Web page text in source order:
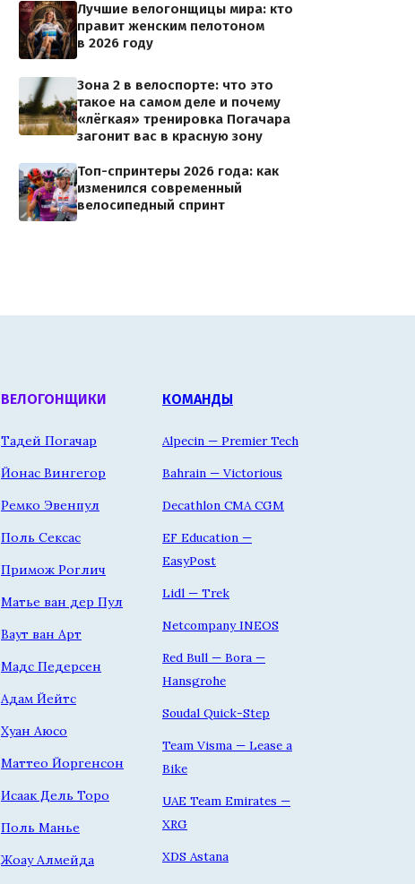
Лучшие велогонщицы мира: кто
правит женским пелотоном
в 2026 году
Зона 2 в велоспорте: что это
такое на самом деле и почему
«лёгкая» тренировка Погачара
загонит вас в красную зону
Топ-спринтеры 2026 года: как
изменился современный
велосипедный спринт
ВЕЛОГОНЩИКИ
Тадей Погачар
Йонас Вингегор
Ремко Эвенпул
Поль Сексас
Примож Роглич
Матье ван дер Пул
Ваут ван Арт
Мадс Педерсен
Адам Йейтс
Хуан Аюсо
Маттео Йоргенсон
Исаак Дель Торо
Поль Манье
Жоау Алмейда
КОМАНДЫ
Alpecin — Premier Tech
Bahrain — Victorious
Decathlon CMA CGM
EF Education —
EasyPost
Lidl — Trek
Netcompany INEOS
Red Bull — Bora —
Hansgrohe
Soudal Quick-Step
Team Visma — Lease a
Bike
UAE Team Emirates —
XRG
XDS Astana